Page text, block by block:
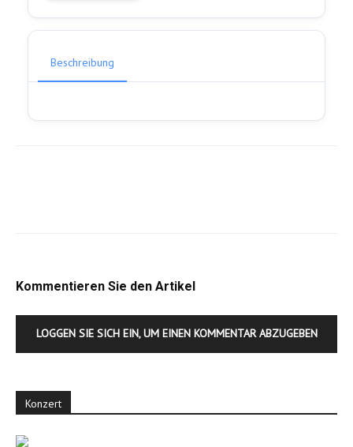
Beschreibung
Kommentieren Sie den Artikel
LOGGEN SIE SICH EIN, UM EINEN KOMMENTAR ABZUGEBEN
Konzert